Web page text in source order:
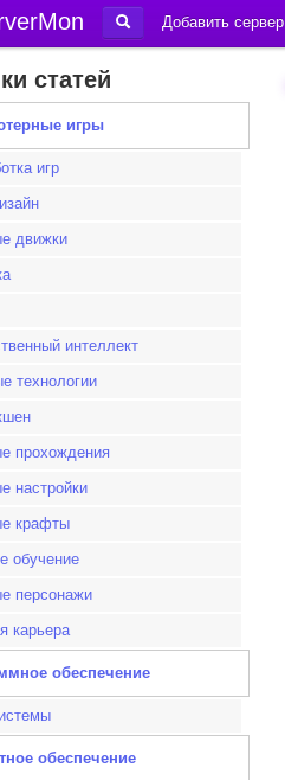
Добавить сервер
статей
игры
игр
движки
интеллект
технологии
прохождения
настройки
крафты
обучение
персонажи
карьера
обеспечение
обеспечение